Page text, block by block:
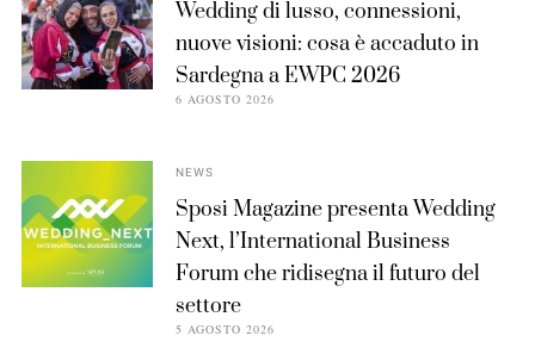
Wedding di lusso, connessioni,
nuove visioni: cosa è accaduto in
Sardegna a EWPC 2026
6 AGOSTO 2026
NEWS
Sposi Magazine presenta Wedding
Next, l’International Business
Forum che ridisegna il futuro del
settore
5 AGOSTO 2026